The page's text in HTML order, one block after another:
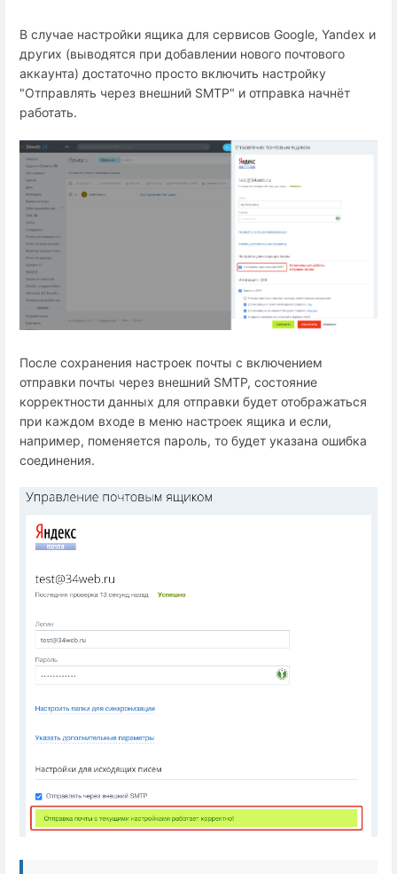
В случае настройки ящика для сервисов Google, Yandex и
других (выводятся при добавлении нового почтового
аккаунта) достаточно просто включить настройку
"Отправлять через внешний SMTP" и отправка начнёт
работать.
После сохранения настроек почты с включением
отправки почты через внешний SMTP, состояние
корректности данных для отправки будет отображаться
при каждом входе в меню настроек ящика и если,
например, поменяется пароль, то будет указана ошибка
соединения.